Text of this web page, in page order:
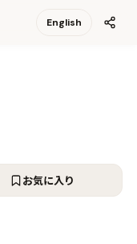
English
お気に入り